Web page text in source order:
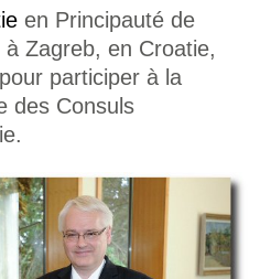
en Principauté de
à Zagreb, en Croatie,
participer à la
des Consuls